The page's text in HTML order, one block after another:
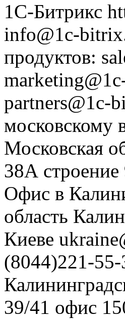
1С-Битрикс
info@1c-
продуктов:
partners@1c-
московскому
Московская
38А строение
Офис в
область
Киеве
(8044)221-55-
39/41 офис